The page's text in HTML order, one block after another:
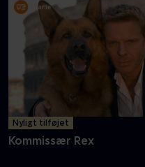
Nyligt tilføjet
Kommissær Rex